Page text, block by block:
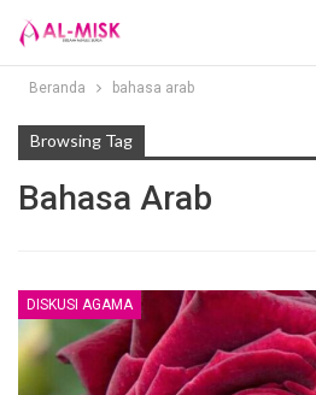
Beranda bahasa arab
Browsing Tag
Bahasa Arab
DISKUSI AGAMA